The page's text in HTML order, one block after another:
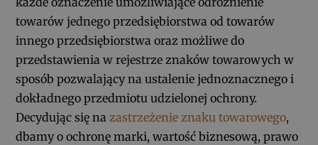
towarów jednego przedsiębiorstwa od towarów
innego przedsiębiorstwa oraz możliwe do
przedstawienia w rejestrze znaków towarowych w
sposób pozwalający na ustalenie jednoznacznego i
dokładnego przedmiotu udzielonej ochrony.
Decydując się nazastrzeżenie znaku towarowego,
dbamy o ochronę marki, wartość biznesową, prawo